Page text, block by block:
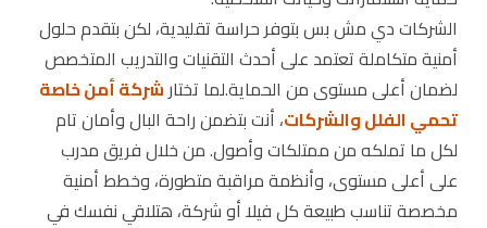
الشركات دي مش بس بتوفر حراسة تقليدية، لكن بتقدم حلول
أمنية متكاملة تعتمد على أحدث التقنيات والتدريب المتخصص
لضمان أعلى مستوى من الحماية.لما تختارشركة أمن خاصة
تحمي الفلل والشركات، أنت بتضمن راحة البال وأمان تام
لكل ما تملكه من ممتلكات وأصول. من خلال فريق مدرب
على أعلى مستوى، وأنظمة مراقبة متطورة، وخطط أمنية
مخصصة تناسب طبيعة كل فيلا أو شركة، هتلاقي نفسك في